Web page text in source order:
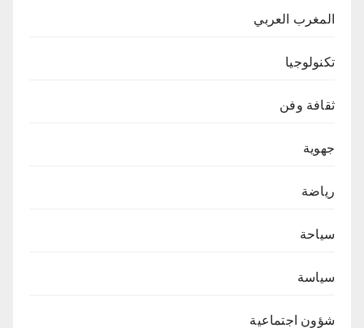
المغرب العربي
تكنولوجيا
ثقافة وفن
جهوية
رياضة
سياحة
سياسة
شؤون اجتماعية